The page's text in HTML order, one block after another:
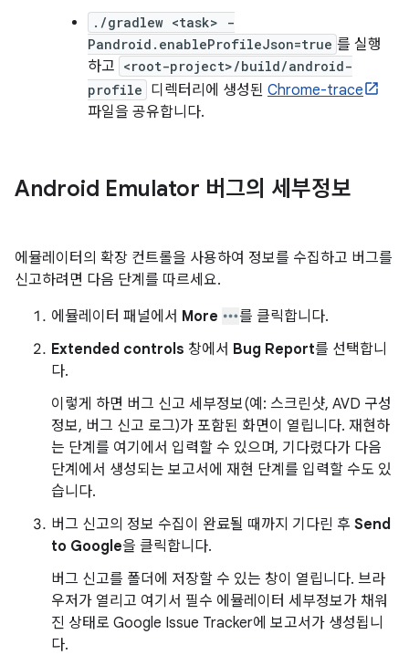
./gradlew <task> -
Pandroid.enableProfileJson=true 를 실행
하고 <root-project>/build/android-
profile 디렉터리에 생성된 Chrome-trace
파일을 공유합니다.
Android Emulator 버그의 세부정보
에뮬레이터의 확장 컨트롤을 사용하여 정보를 수집하고 버그를
신고하려면 다음 단계를 따르세요.
에뮬레이터 패널에서 More
를 클릭합니다.
Extended controls 창에서 Bug Report를 선택합니
다.
이렇게 하면 버그 신고 세부정보(예: 스크린샷, AVD 구성
정보, 버그 신고 로그)가 포함된 화면이 열립니다. 재현하
는 단계를 여기에서 입력할 수 있으며, 기다렸다가 다음
단계에서 생성되는 보고서에 재현 단계를 입력할 수도 있
습니다.
버그 신고의 정보 수집이 완료될 때까지 기다린 후 Send
to Google을 클릭합니다.
버그 신고를 폴더에 저장할 수 있는 창이 열립니다. 브라
우저가 열리고 여기서 필수 에뮬레이터 세부정보가 채워
진 상태로 Google Issue Tracker에 보고서가 생성됩니
다.